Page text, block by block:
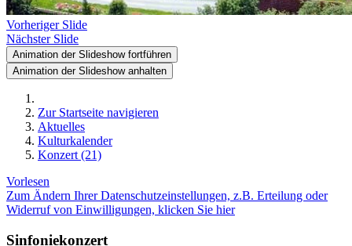
Vorheriger Slide
Nächster Slide
Animation der Slideshow fortführen
Animation der Slideshow anhalten
Zur Startseite navigieren
Aktuelles
Kulturkalender
Konzert (21)
Vorlesen
Zum Ändern Ihrer Datenschutzeinstellungen, z.B. Erteilung oder
Widerruf von Einwilligungen, klicken Sie hier
Sinfoniekonzert